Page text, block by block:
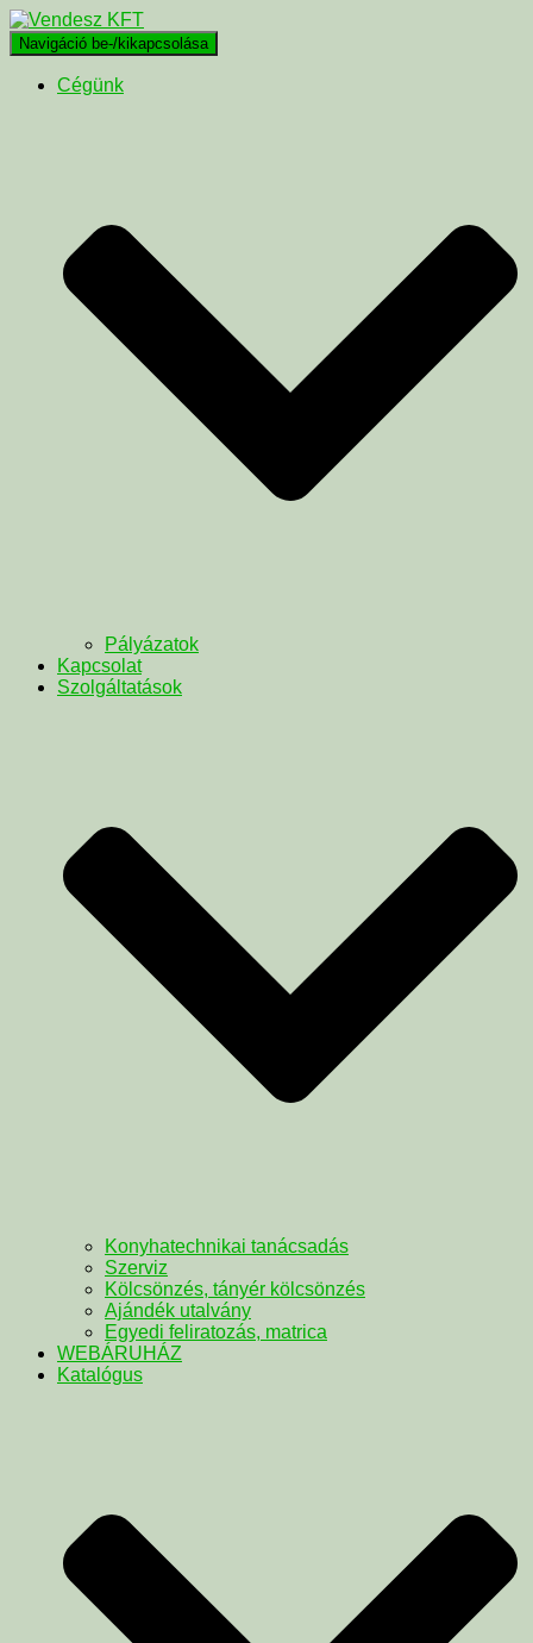
Navigáció be-/kikapcsolása
Cégünk
Pályázatok
Kapcsolat
Szolgáltatások
Konyhatechnikai tanácsadás
Szerviz
Kölcsönzés, tányér kölcsönzés
Ajándék utalvány
Egyedi feliratozás, matrica
WEBÁRUHÁZ
Katalógus